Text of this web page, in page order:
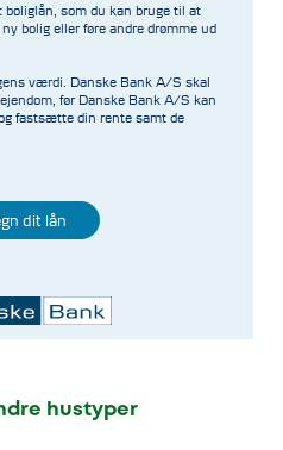
boliglån, som du kan bruge til at
bolig eller føre andre drømme ud
værdi. Danske Bank A/S skal
før Danske Bank A/S kan
fastsætte din rente samt de
dit lån
hustyper